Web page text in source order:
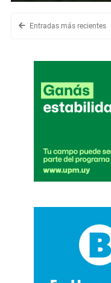
Entradas más recientes